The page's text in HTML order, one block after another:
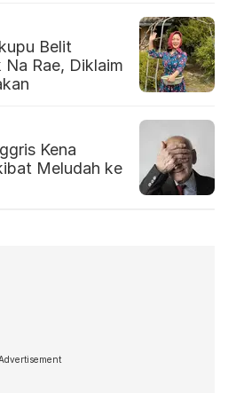
Belit
Na Rae, Diklaim
Kena
Meludah ke